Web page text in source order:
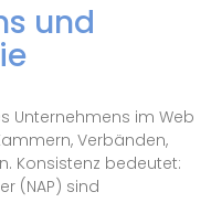
und
Unternehmens im Web
Verbänden,
Konsistenz bedeutet:
(NAP) sind